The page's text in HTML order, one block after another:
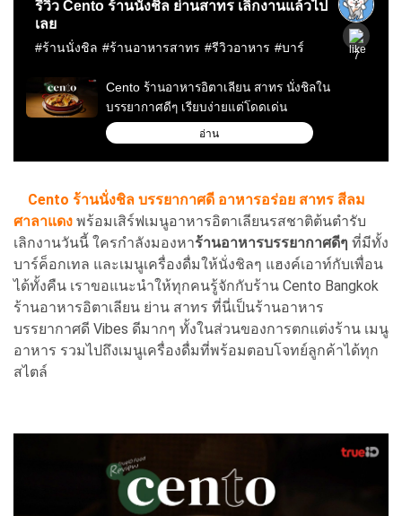
Cento ร้านนั่งชิล บรรยากาศดี อาหารอร่อย สาทร สีลม
ศาลาแดง พร้อมเสิร์ฟเมนูอาหารอิตาเลียนรสชาติต้นตำรับ
เลิกงานวันนี้ ใครกำลังมองหาร้านอาหารบรรยากาศดีๆ ที่มีทั้ง
บาร์ค็อกเทล และเมนูเครื่องดื่มให้นั่งชิลๆ แฮงค์เอาท์กับเพื่อน
ได้ทั้งคืน เราขอแนะนำให้ทุกคนรู้จักกับร้าน Cento Bangkok
ร้านอาหารอิตาเลียน ย่าน สาทร ที่นี่เป็นร้านอาหาร
บรรยากาศดี Vibes ดีมากๆ ทั้งในส่วนของการตกแต่งร้าน เมนู
อาหาร รวมไปถึงเมนูเครื่องดื่มที่พร้อมตอบโจทย์ลูกค้าได้ทุก
สไตล์